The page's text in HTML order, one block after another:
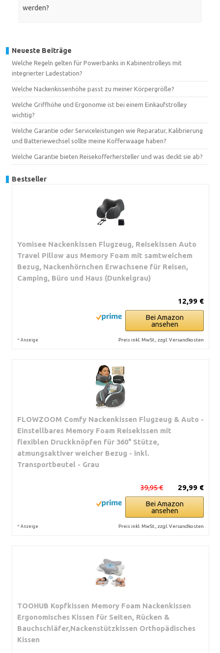
werden?
Neueste Beiträge
Welche Regeln gelten für Powerbanks in Kabinentrolleys mit
integrierter Ladestation?
Welche Nackenkissenhöhe passt zu meiner Körpergröße?
Welche Griffhöhe und Ergonomie ist bei einem Einkaufstrolley
wichtig?
Welche Garantie oder Serviceleistungen wie Reparatur, Kalibrierung
und Batteriewechsel sollte meine Kofferwaage haben?
Welche Garantie bieten Reisekofferhersteller und was deckt sie ab?
Bestseller
Yomisee Nackenkissen Flugzeug, Reisekissen Auto
Travel Pillow aus Memory Foam mit samtweichem
Bezug, Nackenhörnchen Erwachsene für Reisen,
Camping, Büro und Haus (Dunkelgrau)
12,99 €
Bei Amazon
ansehen
* Anzeige Preis inkl. MwSt., zzgl. Versandkosten
FLOWZOOM Comfy Nackenkissen Flugzeug & Auto -
Einstellbares Memory Foam Reisekissen mit
flexiblen Druckknöpfen für 360° Stütze,
atmungsaktiver weicher Bezug - inkl.
Transportbeutel - Grau
29,99 €
39,95 €
Bei Amazon
ansehen
* Anzeige Preis inkl. MwSt., zzgl. Versandkosten
TOOHUB Kopfkissen Memory Foam Nackenkissen
Ergonomisches Kissen für Seiten, Rücken &
Bauchschläfer,Nackenstützkissen Orthopädisches
Kissen